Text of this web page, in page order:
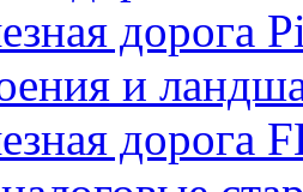
дорога
и
дорога